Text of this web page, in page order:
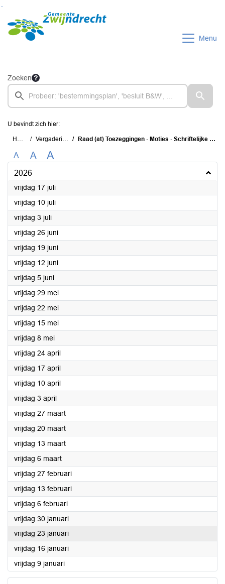
Ga naar de inhoud van deze pagina
Ga naar het zoeken
Ga naar het menu
Menu
Zoeken
U bevindt zich hier:
Home Vergaderingen Raad (at) Toezeggingen - Moties - Schriftelijke Vragen (TMS)
A A A
2026
vrijdag 17 juli2026
vrijdag 10 juli2026
vrijdag 3 juli2026
vrijdag 26 juni2026
vrijdag 19 juni2026
vrijdag 12 juni2026
vrijdag 5 juni2026
vrijdag 29 mei2026
vrijdag 22 mei2026
vrijdag 15 mei2026
vrijdag 8 mei2026
vrijdag 24 april2026
vrijdag 17 april2026
vrijdag 10 april2026
vrijdag 3 april2026
vrijdag 27 maart2026
vrijdag 20 maart2026
vrijdag 13 maart2026
vrijdag 6 maart2026
vrijdag 27 februari2026
vrijdag 13 februari2026
vrijdag 6 februari2026
vrijdag 30 januari2026
vrijdag 23 januari2026
vrijdag 16 januari2026
vrijdag 9 januari2026